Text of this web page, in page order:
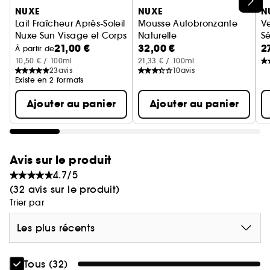
Sa texture légère pénètre facilement et laisse la
peau douce et confortable.
Ne sent pas la DHA mais un parfum frais et
pétillant aux notes de jasmin et de litchi rose.
Soin formulé et fabriqué en France.
*Test d'usage sous contrôle dermatologique. 21
après application du sérum seul.
NUXE
Lait Fraîcheur Après-Soleil
Nuxe Sun Visage et Corps
À partir de21,00 €
10,50 € / 100ml
23avis
Existe en 2 formats
Ajouter au panier
NUXE
Mousse Autobronzante
Naturelle
Hâle Doré et Lumineux
32,00 €
21,33 € / 100ml
10avis
Ajouter au panier
Avis sur le produit
4.7/5
(32 avis sur le produit)
Trier par
Les plus récents
Tous (32)